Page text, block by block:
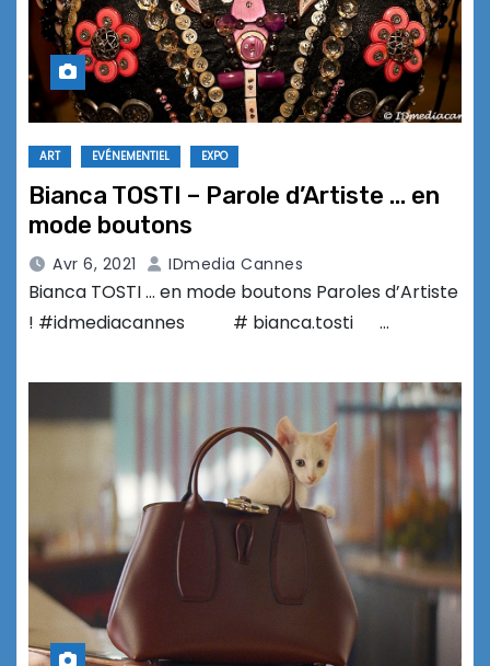
ART EVÉNEMENTIEL EXPO
Bianca TOSTI – Parole d’Artiste … en
mode boutons
Avr 6, 2021 IDmedia Cannes
Bianca TOSTI … en mode boutons Paroles d’Artiste
! #idmediacannes # bianca.tosti …